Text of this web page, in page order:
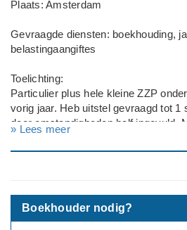
Plaats: Amsterdam
Gevraagde diensten: boekhouding,
belastingaangiftes
Toelichting:
Particulier plus hele kleine ZZP
vorig jaar. Heb uitstel gevraagd tot 1
door omstandigheden half ingevuld.
---
Rechtsvorm: Eenmanszaak/ZZP
» Lees meer
Boekhouder nodig?